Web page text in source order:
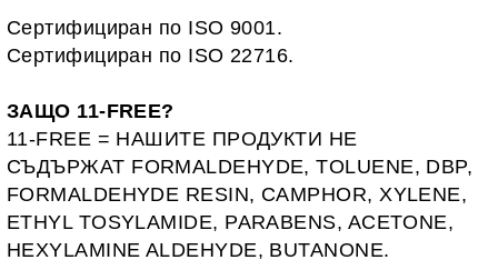
Сертифициран по ISO 9001.
Сертифициран по ISO 22716.
ЗАЩО 11-FREE?
11-FREE = НАШИТЕ ПРОДУКТИ НЕ
СЪДЪРЖАТ FORMALDEHYDE, TOLUENE, DBP,
FORMALDEHYDE RESIN, CAMPHOR, XYLENE,
ETHYL TOSYLAMIDE, PARABENS, ACETONE,
HEXYLAMINE ALDEHYDE, BUTANONE.